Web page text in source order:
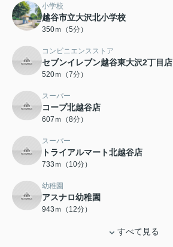
小学校
越谷市立大沢北小学校
350ｍ（5分）
コンビニエンスストア
セブンイレブン越谷東大沢2丁目店
520ｍ（7分）
スーパー
コープ北越谷店
607ｍ（8分）
スーパー
トライアルマート北越谷店
733ｍ（10分）
幼稚園
アスナロ幼稚園
943ｍ（12分）
すべて見る